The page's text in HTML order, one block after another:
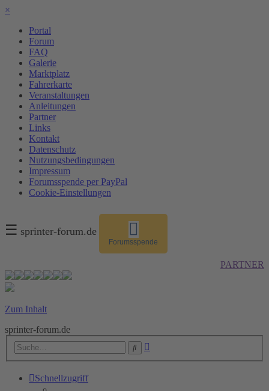
×
Portal
Forum
FAQ
Galerie
Marktplatz
Fahrerkarte
Veranstaltungen
Anleitungen
Partner
Links
Kontakt
Datenschutz
Nutzungsbedingungen
Impressum
Forumsspende per PayPal
Cookie-Einstellungen
☰ sprinter-forum.de
Forumsspende
PARTNER
Zum Inhalt
sprinter-forum.de
Suche
Schnellzugriff